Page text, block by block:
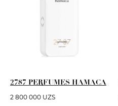
2787 PERFUMES HAMACA
2 800 000 UZS